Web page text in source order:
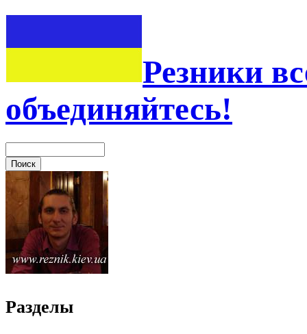
Резники
объединяйтесь!
Разделы